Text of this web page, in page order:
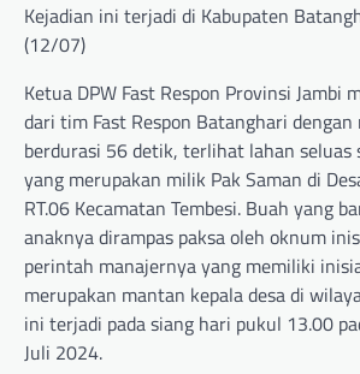
Kejadian ini terjadi di Kabupaten
(12/07)
Ketua DPW Fast Respon Provinsi Jambi
dari tim Fast Respon Batanghari
berdurasi 56 detik, terlihat lahan
yang merupakan milik Pak Saman di
RT.06 Kecamatan Tembesi. Buah yang
anaknya dirampas paksa oleh oknum
perintah manajernya yang memiliki
merupakan mantan kepala desa di
ini terjadi pada siang hari pukul 13.00
Juli 2024.